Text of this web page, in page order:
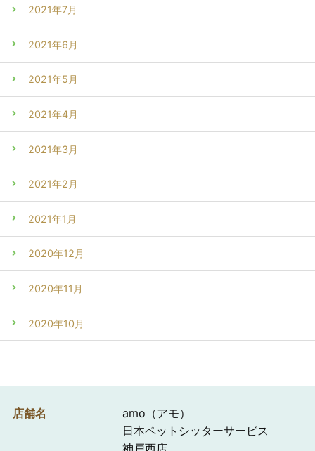
2021年7月
2021年6月
2021年5月
2021年4月
2021年3月
2021年2月
2021年1月
2020年12月
2020年11月
2020年10月
店舗名
amo（アモ）
日本ペットシッターサービス